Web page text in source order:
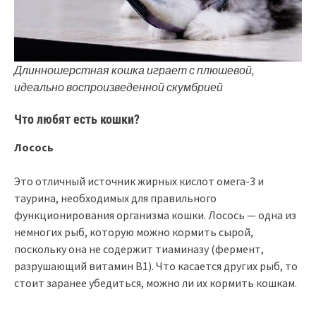
Длинношерстная кошка играет с плюшевой,
идеально воспроизведенной скумбрией
Что любят есть кошки?
Лосось
Это отличный источник жирных кислот омега-3 и
таурина, необходимых для правильного
функционирования организма кошки. Лосось — одна из
немногих рыб, которую можно кормить сырой,
поскольку она не содержит тиаминазу (фермент,
разрушающий витамин B1). Что касается других рыб, то
стоит заранее убедиться, можно ли их кормить кошкам.